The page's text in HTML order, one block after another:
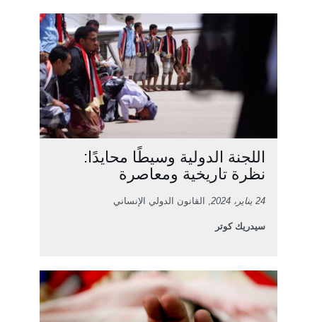
اللجنة الدولية وسيطًا محايدًا:
نظرة تاريخية ومعاصرة
24 يناير، 2024 , القانون الدولي الإنساني
سيدريك كوتر